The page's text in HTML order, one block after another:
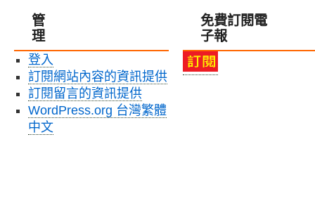
管
理
登入
訂閱網站內容的資訊提供
訂閱留言的資訊提供
WordPress.org 台灣繁體
中文
免費訂閱電
子報